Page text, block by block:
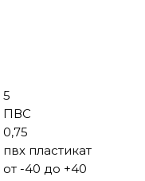
5
ПВС
0,75
пвх пластикат
от -40 до +40